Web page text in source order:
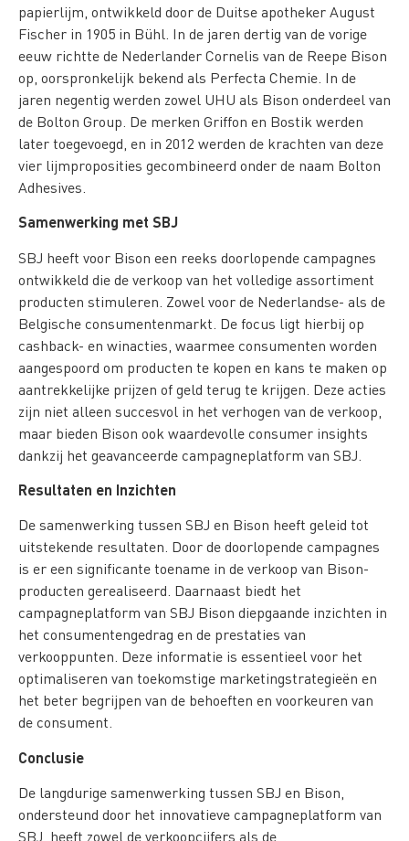
papierlijm, ontwikkeld door de Duitse apotheker August
Fischer in 1905 in Bühl. In de jaren dertig van de vorige
eeuw richtte de Nederlander Cornelis van de Reepe Bison
op, oorspronkelijk bekend als Perfecta Chemie. In de
jaren negentig werden zowel UHU als Bison onderdeel van
de Bolton Group. De merken Griffon en Bostik werden
later toegevoegd, en in 2012 werden de krachten van deze
vier lijmproposities gecombineerd onder de naam Bolton
Adhesives.
Samenwerking met SBJ
SBJ heeft voor Bison een reeks doorlopende campagnes
ontwikkeld die de verkoop van het volledige assortiment
producten stimuleren. Zowel voor de Nederlandse- als de
Belgische consumentenmarkt. De focus ligt hierbij op
cashback- en winacties, waarmee consumenten worden
aangespoord om producten te kopen en kans te maken op
aantrekkelijke prijzen of geld terug te krijgen. Deze acties
zijn niet alleen succesvol in het verhogen van de verkoop,
maar bieden Bison ook waardevolle consumer insights
dankzij het geavanceerde campagneplatform van SBJ.
Resultaten en Inzichten
De samenwerking tussen SBJ en Bison heeft geleid tot
uitstekende resultaten. Door de doorlopende campagnes
is er een significante toename in de verkoop van Bison-
producten gerealiseerd. Daarnaast biedt het
campagneplatform van SBJ Bison diepgaande inzichten in
het consumentengedrag en de prestaties van
verkooppunten. Deze informatie is essentieel voor het
optimaliseren van toekomstige marketingstrategieën en
het beter begrijpen van de behoeften en voorkeuren van
de consument.
Conclusie
De langdurige samenwerking tussen SBJ en Bison,
ondersteund door het innovatieve campagneplatform van
SBJ, heeft zowel de verkoopcijfers als de